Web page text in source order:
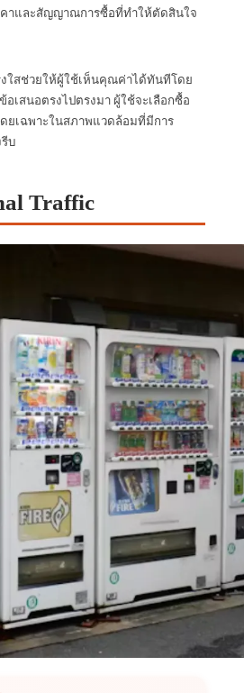
าและสัญญาณการซื้อที่ทำให้ตัดสินใจ
งใสช่วยให้ผู้ใช้เห็นคุณค่าได้ทันทีโดย
อเสนอตรงไปตรงมา ผู้ใช้จะเลือกซื้อ
ยเฉพาะในสภาพแวดล้อมที่มีการ
บ
Traffic